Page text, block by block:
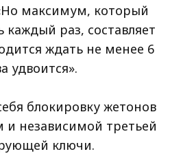
максимум, который
раз, составляет
ждать не менее 6
удвоится».
блокировку жетонов
независимой третьей
ключи.